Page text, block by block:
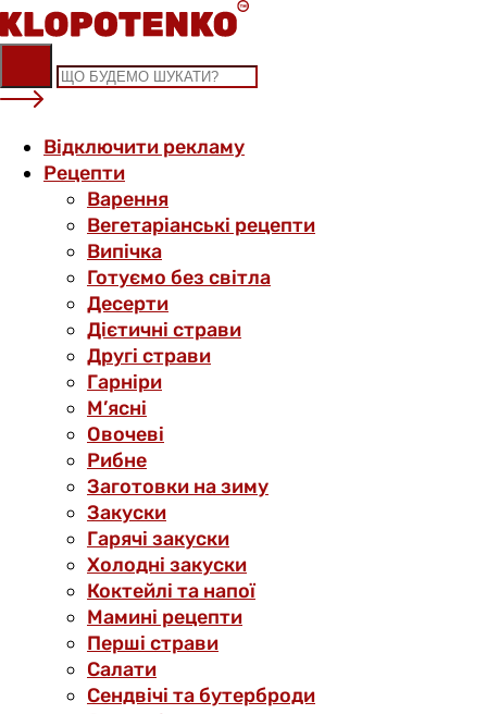
Skip
to
content
Відключити рекламу
Рецепти
Варення
Вегетаріанські рецепти
Випічка
Готуємо без світла
Десерти
Дієтичні страви
Другі страви
Гарніри
М’ясні
Овочеві
Рибне
Заготовки на зиму
Закуски
Гарячі закуски
Холодні закуски
Коктейлі та напої
Мамині рецепти
Перші страви
Салати
Сендвічі та бутерброди